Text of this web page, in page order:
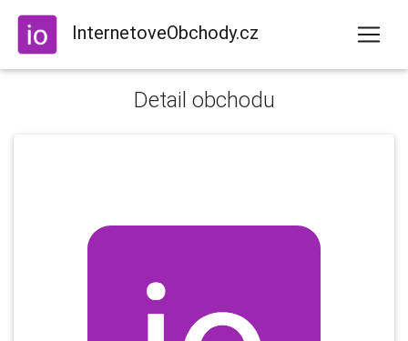
InternetoveObchody.cz
Detail obchodu